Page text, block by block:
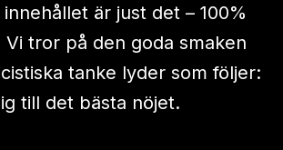
är just det – 100%
tror på den goda smaken
tanke lyder som följer:
till det bästa nöjet.